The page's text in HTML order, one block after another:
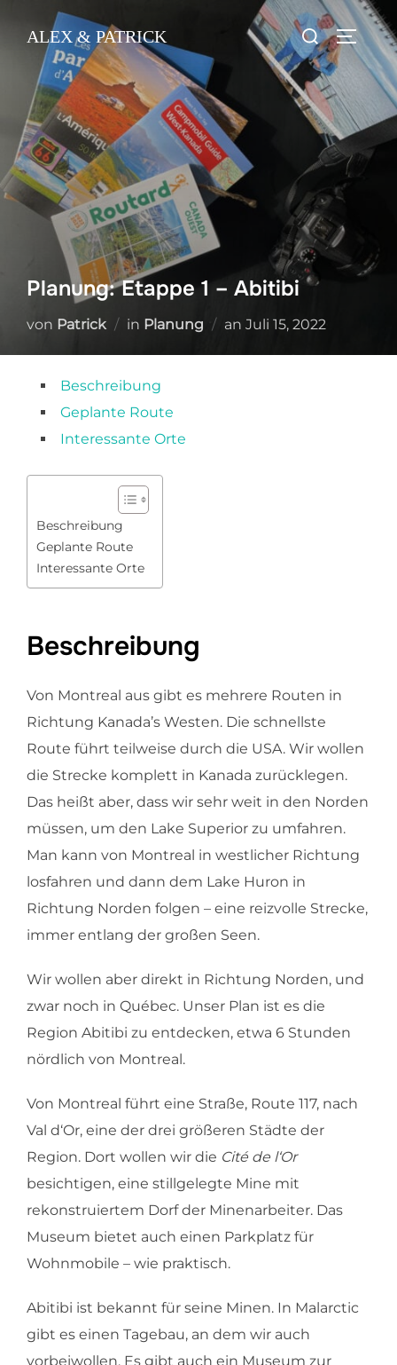
Inhalt
springen
ALEX & PATRICK
Suchen
nach:
Planung: Etappe 1 – Abitibi
von Patrick in Planung an Veröffentlicht
Juli 15, 2022
Beschreibung
Geplante Route
Interessante Orte
Beschreibung
Geplante Route
Interessante Orte
Beschreibung
Von Montreal aus gibt es mehrere Routen in
Richtung Kanada’s Westen. Die schnellste
Route führt teilweise durch die USA. Wir wollen
die Strecke komplett in Kanada zurücklegen.
Das heißt aber, dass wir sehr weit in den Norden
müssen, um den Lake Superior zu umfahren.
Man kann von Montreal in westlicher Richtung
losfahren und dann dem Lake Huron in
Richtung Norden folgen – eine reizvolle Strecke,
immer entlang der großen Seen.
Wir wollen aber direkt in Richtung Norden, und
zwar noch in Québec. Unser Plan ist es die
Region Abitibi zu entdecken, etwa 6 Stunden
nördlich von Montreal.
Von Montreal führt eine Straße, Route 117, nach
Val d‘Or, eine der drei größeren Städte der
Region. Dort wollen wir die Cité de l‘Or
besichtigen, eine stillgelegte Mine mit
rekonstruiertem Dorf der Minenarbeiter. Das
Museum bietet auch einen Parkplatz für
Wohnmobile – wie praktisch.
Abitibi ist bekannt für seine Minen. In Malarctic
gibt es einen Tagebau, an dem wir auch
vorbeiwollen. Es gibt auch ein Museum zur